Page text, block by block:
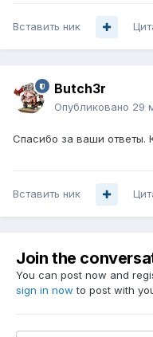
Вставить ник
Butch3r
Опубликовано 29
Спасибо за ваши ответы.
Вставить ник
Join the
You can post now and
sign in now to post with